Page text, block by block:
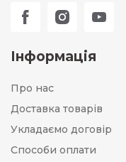
Інформація
Про нас
Доставка товарів
Укладаємо договір
Способи оплати